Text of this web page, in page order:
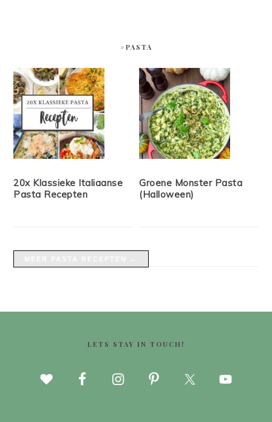
#PASTA
20x Klassieke Italiaanse
Pasta Recepten
Groene Monster Pasta
(Halloween)
LETS STAY IN TOUCH!